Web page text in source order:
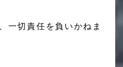
一切責任を負いかねま